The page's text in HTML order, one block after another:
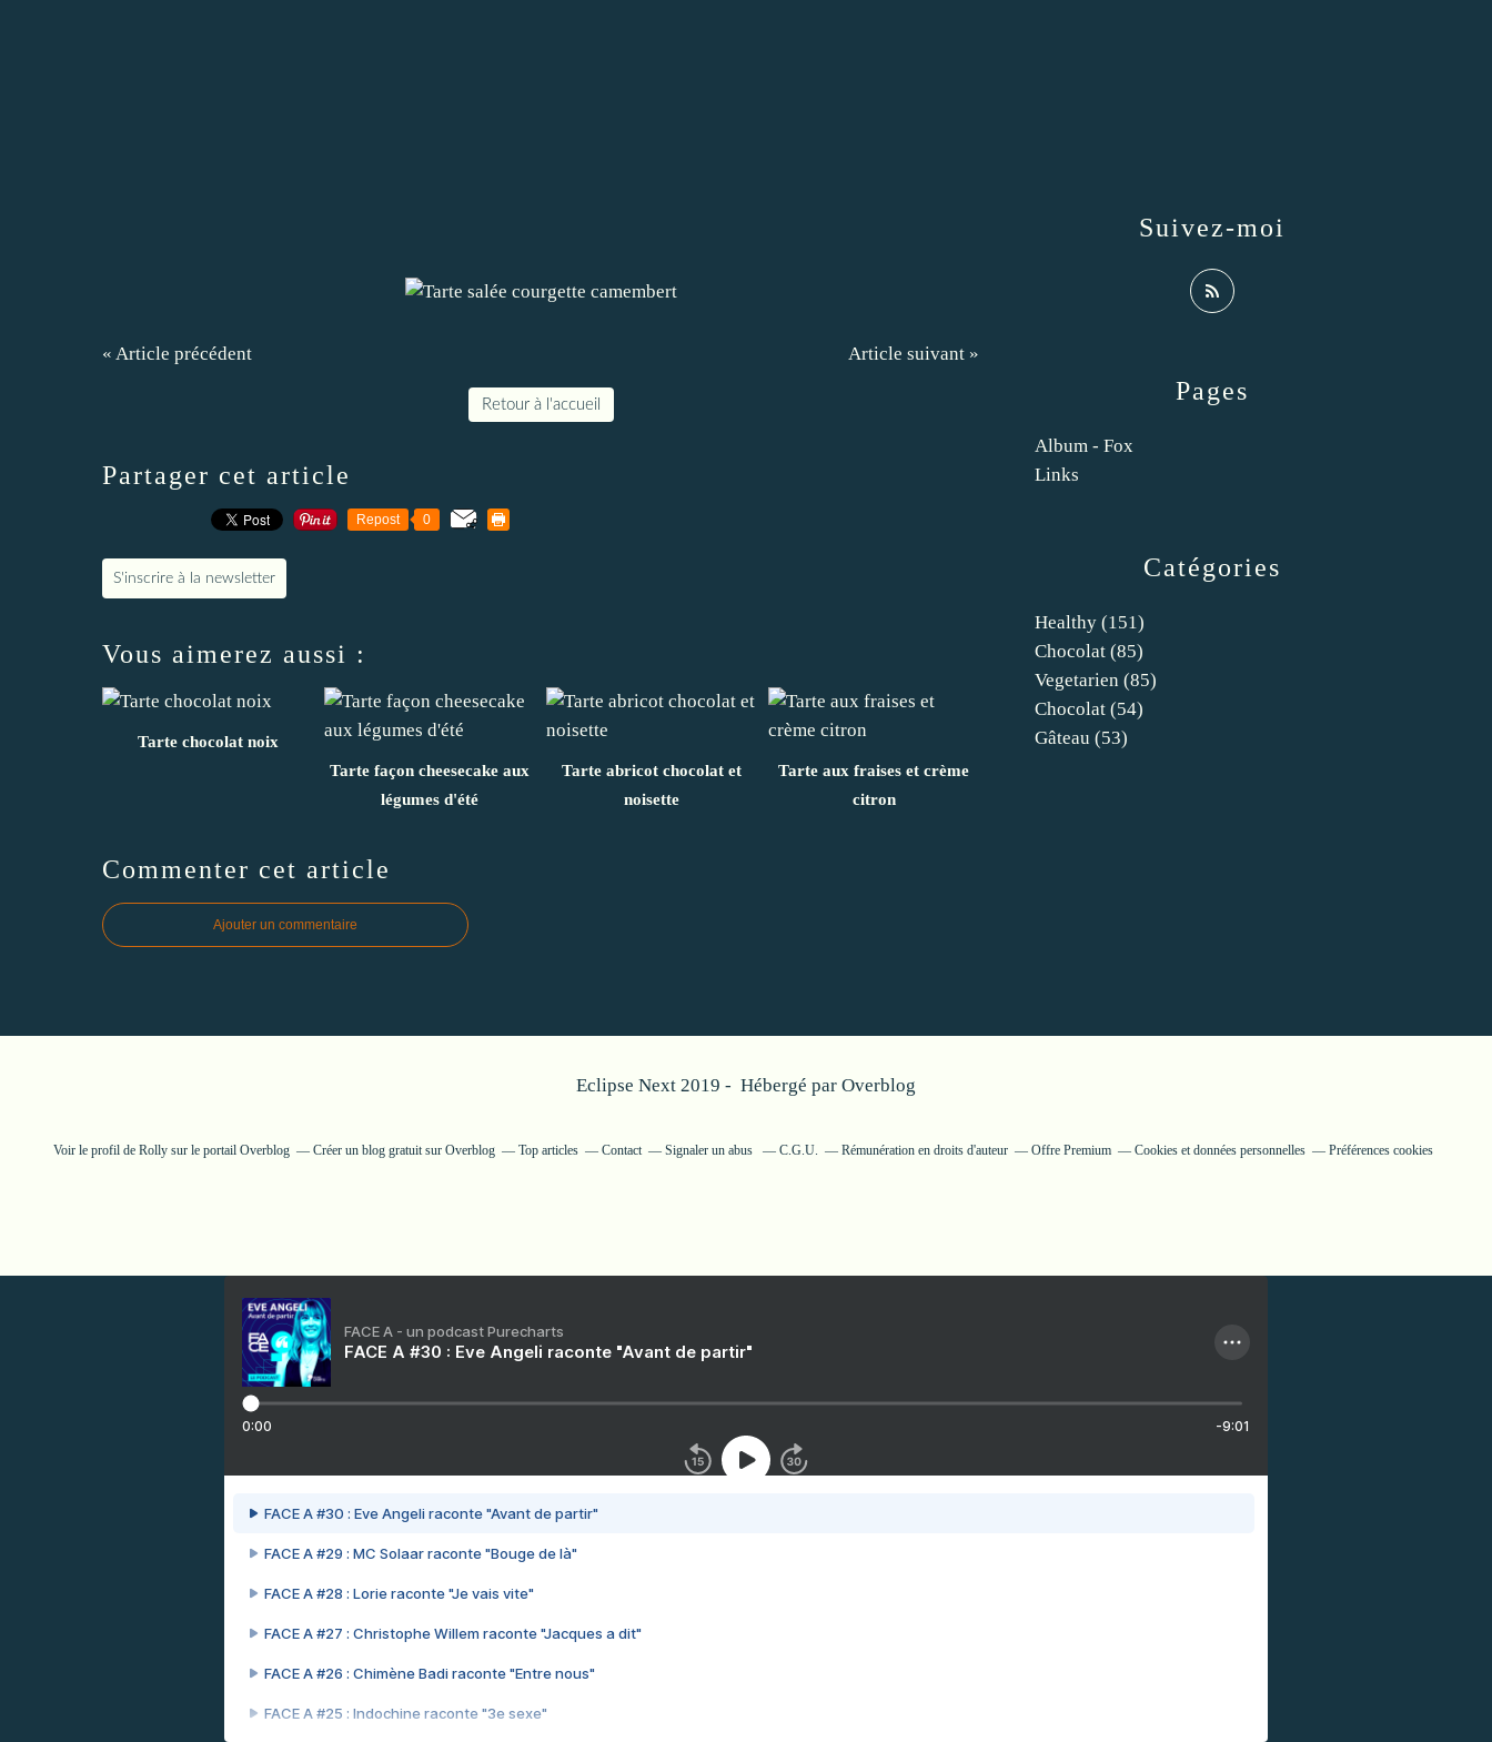
« Article précédent Article suivant »
Retour à l'accueil
Partager cet article
Repost 0
S'inscrire à la newsletter
Vous aimerez aussi :
Tarte chocolat noix
Tarte façon cheesecake aux
légumes d'été
Tarte abricot chocolat et
noisette
Tarte aux fraises et crème
citron
Commenter cet article
Ajouter un commentaire
Catégories
Healthy (151)
Chocolat (85)
Vegetarien (85)
Chocolat (54)
Gâteau (53)
Pages
Album - Fox
Links
Suivez-moi
Eclipse Next 2019 - Hébergé par Overblog
Voir le profil de Rollysur le portail Overblog Créer un blog gratuit sur Overblog Top articles Contact Signaler un abus C.G.U. Rémunération en droits d'auteur Offre Premium Cookies et données personnelles Préférences cookies
FACE A - un podcast Purecharts
FACE A #30 : Eve Angeli raconte "Avant de partir"
0:00 -9:01
FACE A #30 : Eve Angeli raconte "Avant de partir"
FACE A #29 : MC Solaar raconte "Bouge de là"
FACE A #28 : Lorie raconte "Je vais vite"
FACE A #27 : Christophe Willem raconte "Jacques a dit"
FACE A #26 : Chimène Badi raconte "Entre nous"
FACE A #25 : Indochine raconte "3e sexe"